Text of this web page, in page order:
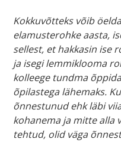
Kokkuvõtteks võib
elamusterohke aasta,
sellest, et hakkasin ise
ja isegi lemmiklooma
kolleege tundma
õpilastega lähemaks.
õnnestunud ehk läbi
kohanema ja mitte alla
tehtud, olid väga